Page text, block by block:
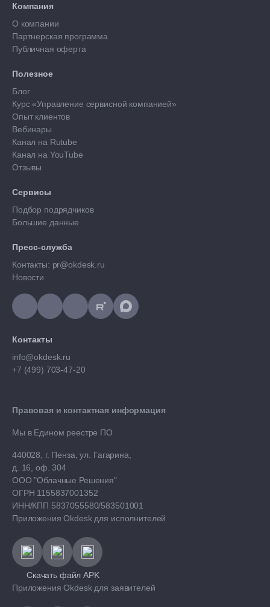
Правовая и контактная информация
Мы в Едином реестре ПО
440028, г. Пенза, ул. Гагарина,
д. 16, оф. 304
ООО "Облачные Решения"
ОГРН 1155837001352
ИНН/КПП 5837055580/583501001
Приложения Okdesk для исполнителей
Скачать файл APK
Приложения Okdesk для заявителей
Компания
О компании
Партнерская программа
Публичная оферта
Полезное
Блог
Курс «Управление сервисной компанией»
Опыт клиентов
Вебинары
Канал на Rutube
Канал на YouTube
Отзывы
Сервисы
Подбор подрядчиков
Большие данные
Пресс-служба
Контакты: pr@okdesk.ru
Новости
Контакты
info@okdesk.ru
+7 (499) 703-47-20